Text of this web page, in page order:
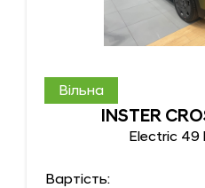
Вільна
INSTER
Electric 49
Вартість: